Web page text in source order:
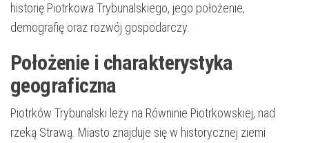
historię Piotrkowa Trybunalskiego, jego położenie,
demografię oraz rozwój gospodarczy.
Położenie i charakterystyka
geograficzna
Piotrków Trybunalski leży na Równinie Piotrkowskiej, nad
rzeką Strawą. Miasto znajduje się w historycznej ziemi